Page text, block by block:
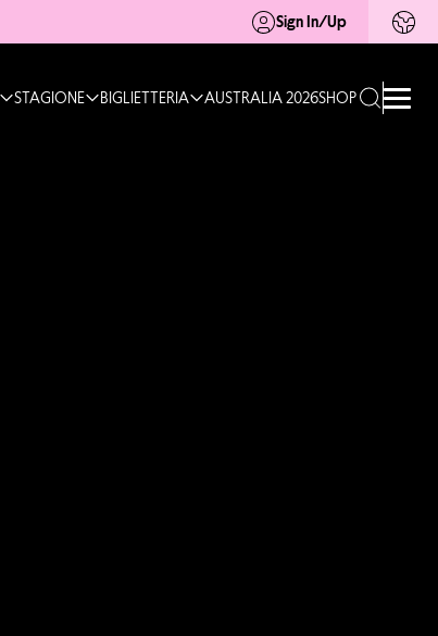
Sign In/Up
STAGIONE BIGLIETTERIA AUSTRALIA 2026SHOP